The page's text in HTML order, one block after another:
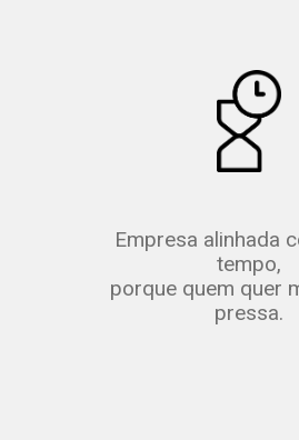
Empresa alinhada
tempo,
porque quem quer
pressa.